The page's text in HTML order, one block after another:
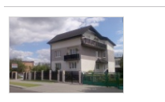
sprzedam ośrodek wczasowy